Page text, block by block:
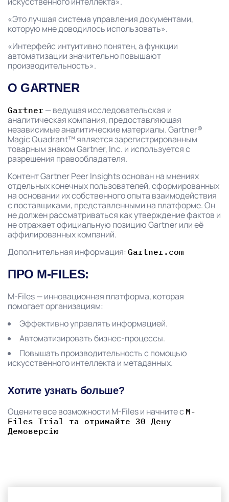
«Это лучшая система управления документами,
которую мне доводилось использовать».
«Интерфейс интуитивно понятен, а функции
автоматизации значительно повышают
производительность».
О GARTNER
Gartner — ведущая исследовательская и
аналитическая компания, предоставляющая
независимые аналитические материалы. Gartner®
Magic Quadrant™ является зарегистрированным
товарным знаком Gartner, Inc. и используется с
разрешения правообладателя.
Контент Gartner Peer Insights основан на мнениях
отдельных конечных пользователей, сформированных
на основании их собственного опыта взаимодействия
с поставщиками, представленными на платформе. Он
не должен рассматриваться как утверждение фактов и
не отражает официальную позицию Gartner или её
аффилированных компаний.
Дополнительная информация: Gartner.com
ПРО M-FILES:
M-Files — инновационная платформа, которая
помогает организациям:
Эффективно управлять информацией.
Автоматизировать бизнес-процессы.
Повышать производительность с помощью
искусственного интеллекта и метаданных.
Хотите узнать больше?
Оцените все возможности M-Files и начните с M-
Files Trial та отримайте 30 Дену
Демоверсію